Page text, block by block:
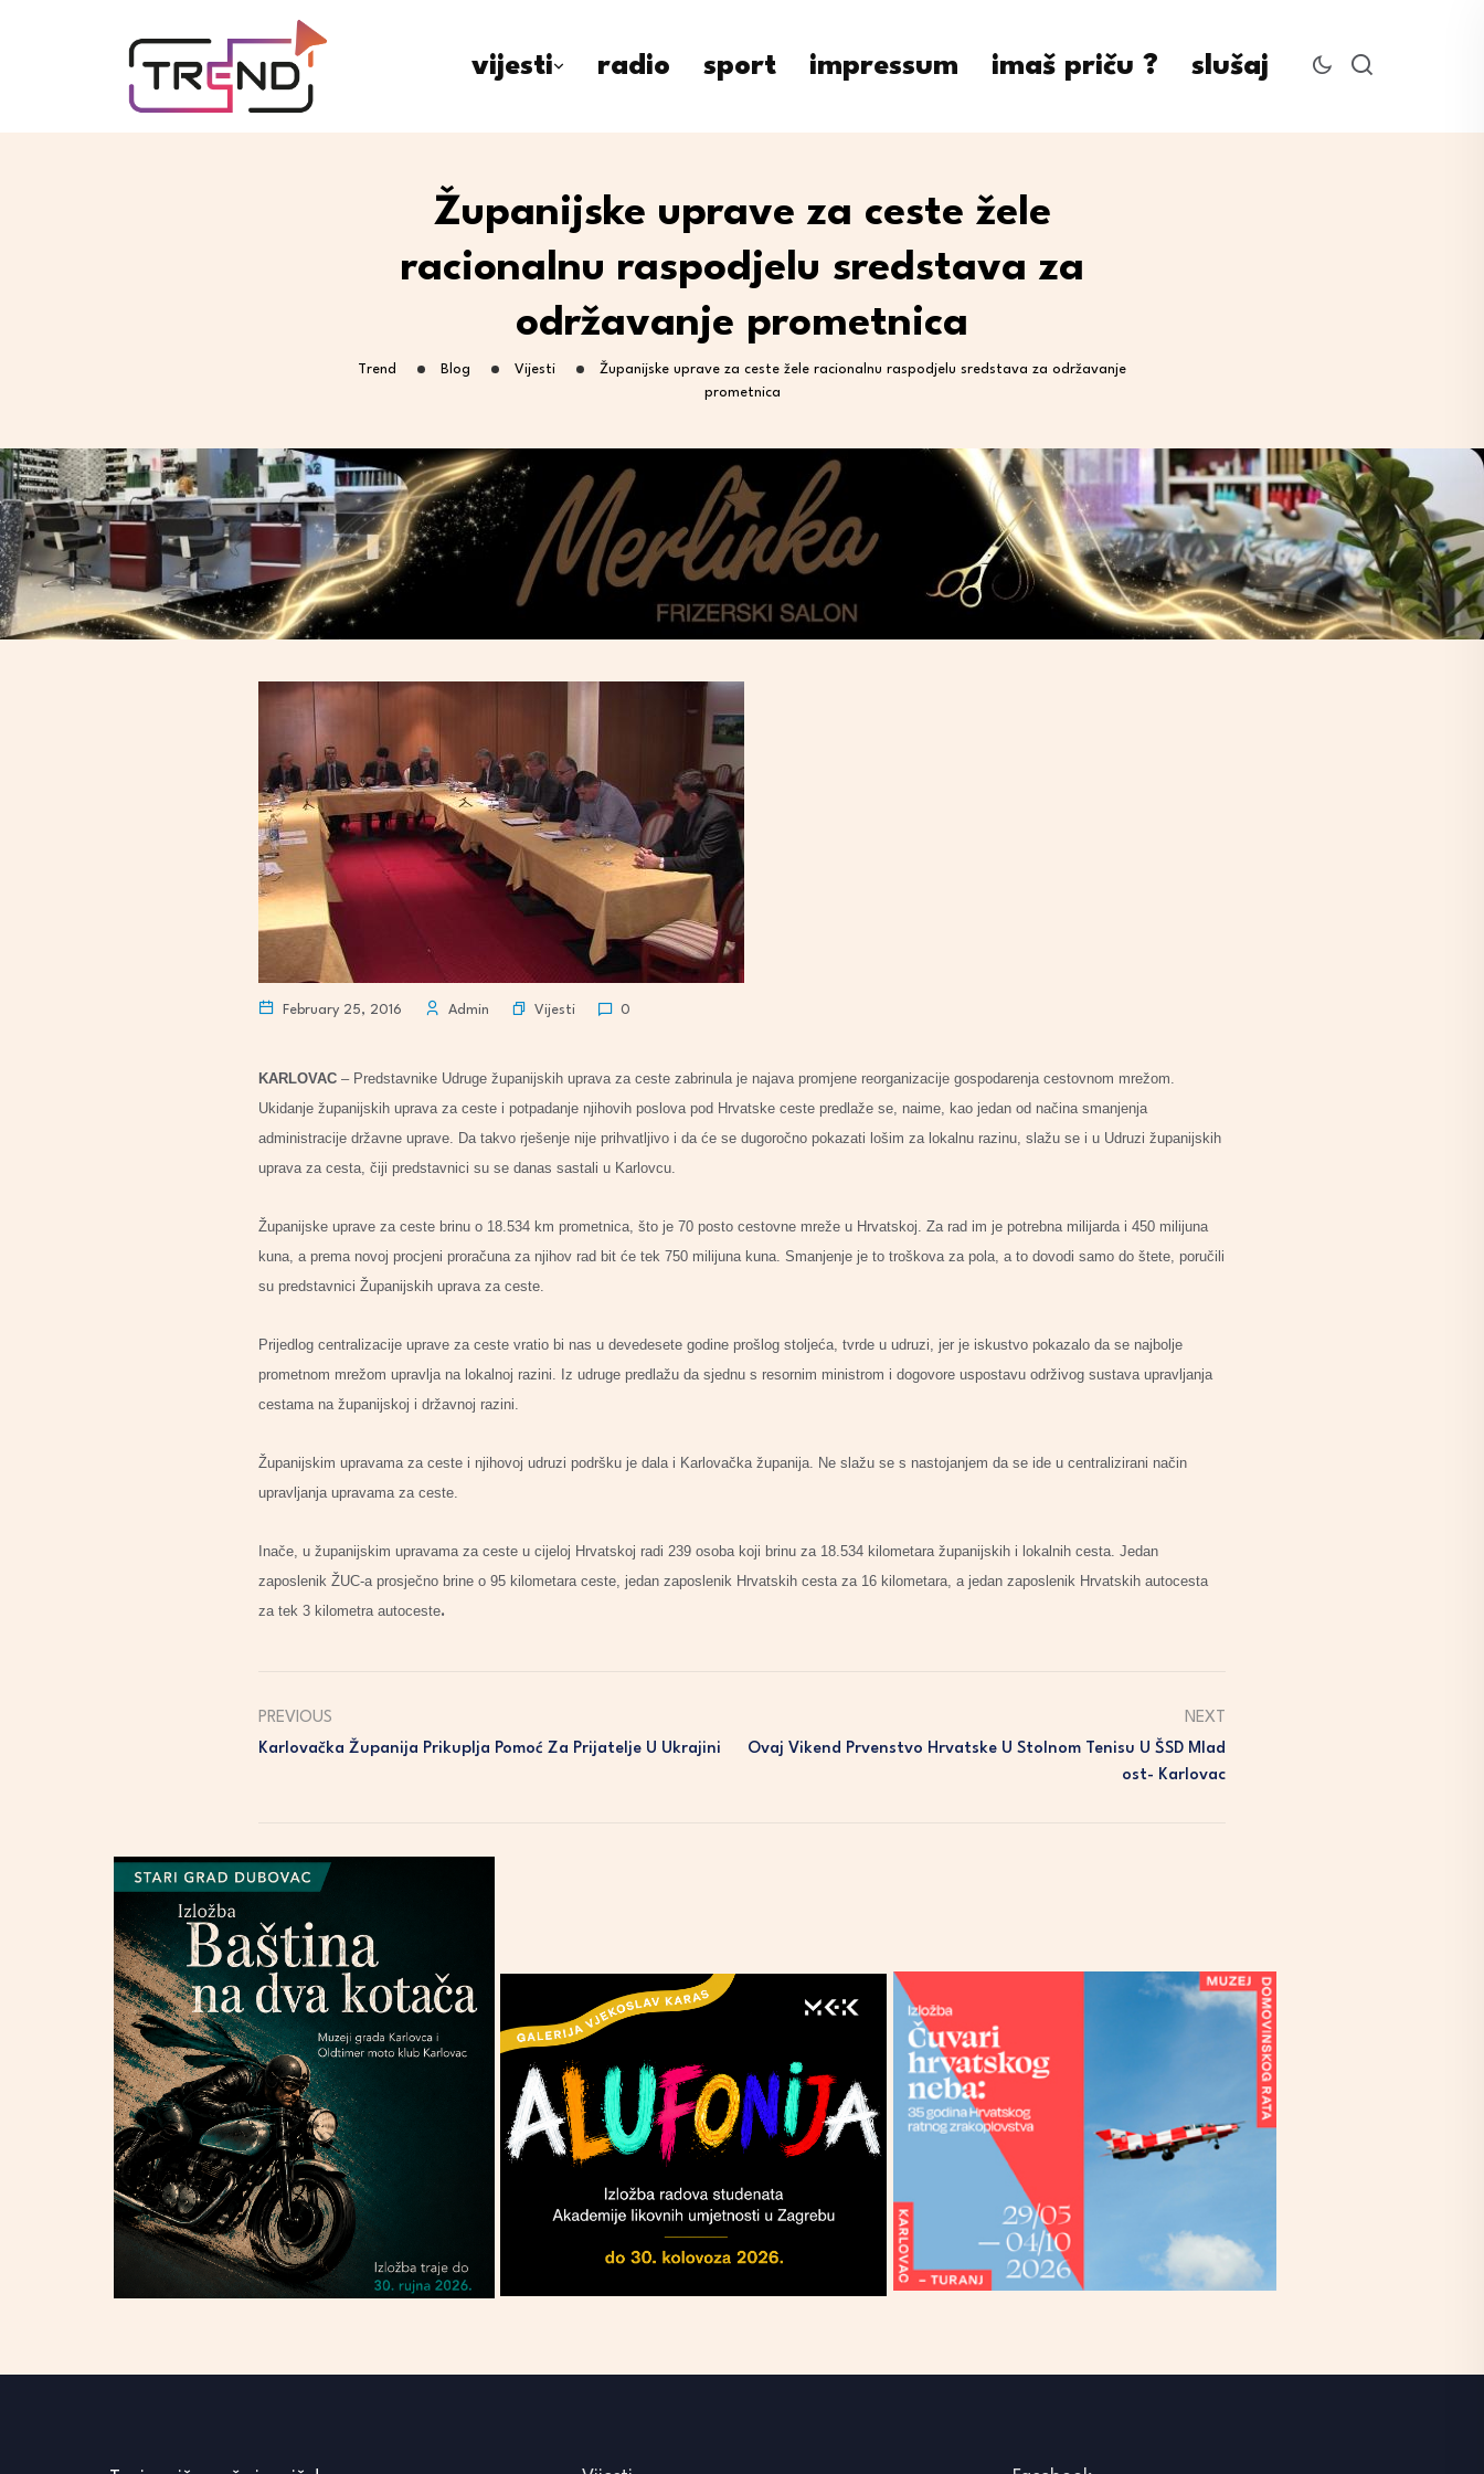
vijesti radio sport impressum imaš priču ? slušaj
Županijske uprave za ceste žele
racionalnu raspodjelu sredstava za
održavanje prometnica
Trend Blog Vijesti
Županijske uprave za ceste žele racionalnu raspodjelu sredstava za održavanje
prometnica
February 25, 2016 Admin Vijesti 0
KARLOVAC – Predstavnike Udruge županijskih uprava za ceste zabrinula je najava promjene reorganizacije gospodarenja cestovnom mrežom.
Ukidanje županijskih uprava za ceste i potpadanje njihovih poslova pod Hrvatske ceste predlaže se, naime, kao jedan od načina smanjenja
administracije državne uprave. Da takvo rješenje nije prihvatljivo i da će se dugoročno pokazati lošim za lokalnu razinu, slažu se i u Udruzi županijskih
uprava za cesta, čiji predstavnici su se danas sastali u Karlovcu.
Županijske uprave za ceste brinu o 18.534 km prometnica, što je 70 posto cestovne mreže u Hrvatskoj. Za rad im je potrebna milijarda i 450 milijuna
kuna, a prema novoj procjeni proračuna za njihov rad bit će tek 750 milijuna kuna. Smanjenje je to troškova za pola, a to dovodi samo do štete, poručili
su predstavnici Županijskih uprava za ceste.
Prijedlog centralizacije uprave za ceste vratio bi nas u devedesete godine prošlog stoljeća, tvrde u udruzi, jer je iskustvo pokazalo da se najbolje
prometnom mrežom upravlja na lokalnoj razini. Iz udruge predlažu da sjednu s resornim ministrom i dogovore uspostavu održivog sustava upravljanja
cestama na županijskoj i državnoj razini.
Županijskim upravama za ceste i njihovoj udruzi podršku je dala i Karlovačka županija. Ne slažu se s nastojanjem da se ide u centralizirani način
upravljanja upravama za ceste.
Inače, u županijskim upravama za ceste u cijeloj Hrvatskoj radi 239 osoba koji brinu za 18.534 kilometara županijskih i lokalnih cesta. Jedan
zaposlenik ŽUC-a prosječno brine o 95 kilometara ceste, jedan zaposlenik Hrvatskih cesta za 16 kilometara, a jedan zaposlenik Hrvatskih autocesta
za tek 3 kilometra autoceste.
PREVIOUS
Karlovačka Županija Prikuplja Pomoć Za Prijatelje U Ukrajini
NEXT
Ovaj Vikend Prvenstvo Hrvatske U Stolnom Tenisu U ŠSD Mlad
Ost- Karlovac